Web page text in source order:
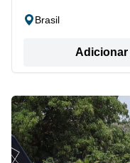
Brasil
Adicionar